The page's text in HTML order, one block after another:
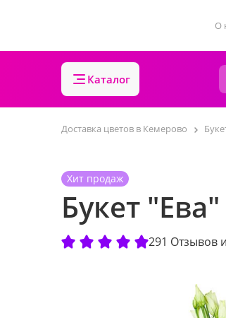
О
Каталог
Доставка цветов в Кемерово
Хит продаж
Букет "Ева"
291 Отзывов